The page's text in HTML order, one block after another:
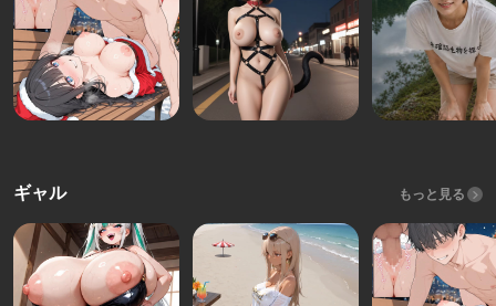
ギャル もっと見る